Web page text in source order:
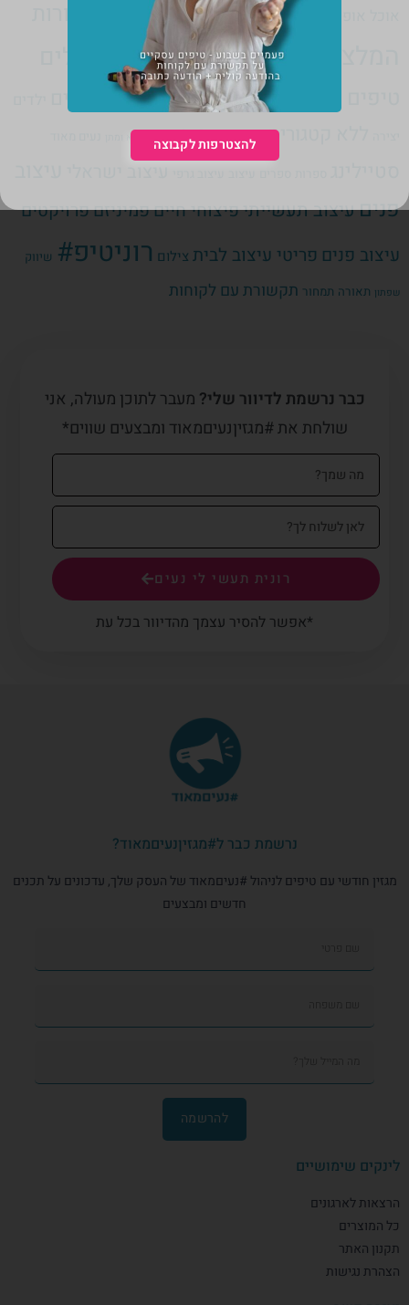
אמנותבית בכפרבלוג גוף נפש
הרצאות זוגיות חברותחגיםחדש חינוך
טיפים לעסק עצמאי
ללא קטגוריה מדיה חברתית מוסיקה משא ומתן
פניםעיצוב תעשייתיפיצוחי חייםפמיניזםפרויקטים
עיצוב פנים פריטי עיצוב לבית צילום רוניטיפ# שיווק
שפתון תאורה תמחור תקשורת עם לקוחות
כבר נרשמת לדיוור שלי? מעבר לתוכן מעולה, אני
שולחת את #מגזיןנעיםמאוד ומבצעים שווים*
רונית תעשי לי נעים
*אפשר להסיר עצמך מהדיוור בכל עת
נרשמת כבר ל#מגזיןנעיםמאוד?
מגזין חודשי עם טיפים לניהול #נעיםמאוד של העסק שלך, עדכונים על תכנים
חדשים ומבצעים
להרשמה
לינקים שימושיים
הרצאות לארגונים
כל המוצרים
תקנון האתר
הצהרת נגישות
להצטרפות לקבוצה